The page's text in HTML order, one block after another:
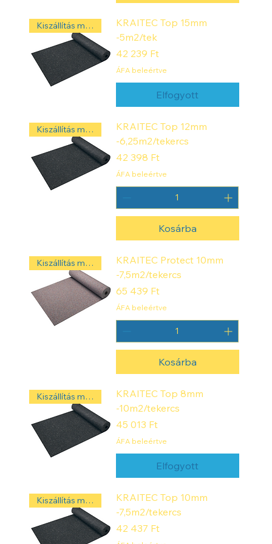
Kiszállítás másnap! ‼️
KRAITEC Top 15mm
-5m2/tek
Ár
42 239 Ft
ÁFA beleértve
Elfogyott
Kiszállítás másnap! ‼️
KRAITEC Top 12mm
-6,25m2/tekercs
Ár
42 398 Ft
ÁFA beleértve
Kosárba
Kiszállítás másnap! ‼️
KRAITEC Protect 10mm
-7,5m2/tekercs
Ár
65 439 Ft
ÁFA beleértve
Kosárba
Kiszállítás másnap! ‼️
KRAITEC Top 8mm
-10m2/tekercs
Ár
45 013 Ft
ÁFA beleértve
Elfogyott
Kiszállítás másnap! ‼️
KRAITEC Top 10mm
-7,5m2/tekercs
Ár
42 437 Ft